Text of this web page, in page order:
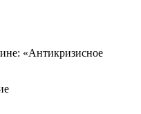
«Антикризисное